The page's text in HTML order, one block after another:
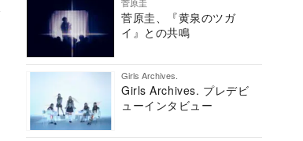
菅原圭
菅原圭、『黄泉のツガ
イ』との共鳴
Girls Archives.
Girls Archives. プレデビ
ューインタビュー